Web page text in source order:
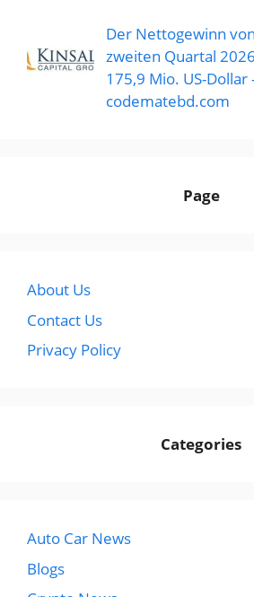
Der Nettogewinn
zweiten Quartal
175,9 Mio. US-Dollar
codematebd.com
Page
About Us
Contact Us
Privacy Policy
Categories
Auto Car News
Blogs